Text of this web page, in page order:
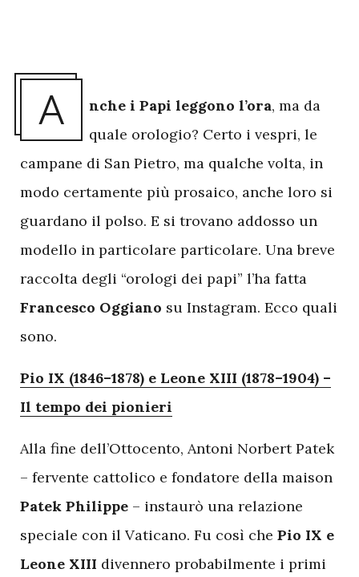
A nche i Papi leggono l’ora, ma da
quale orologio? Certo i vespri, le
campane di San Pietro, ma qualche volta, in
modo certamente più prosaico, anche loro si
guardano il polso. E si trovano addosso un
modello in particolare particolare. Una breve
raccolta degli “orologi dei papi” l’ha fatta
Francesco Oggiano su Instagram. Ecco quali
sono.
Pio IX (1846–1878) e Leone XIII (1878–1904) –
Il tempo dei pionieri
Alla fine dell’Ottocento, Antoni Norbert Patek
– fervente cattolico e fondatore della maison
Patek Philippe – instaurò una relazione
speciale con il Vaticano. Fu così che Pio IX e
Leone XIII divennero probabilmente i primi